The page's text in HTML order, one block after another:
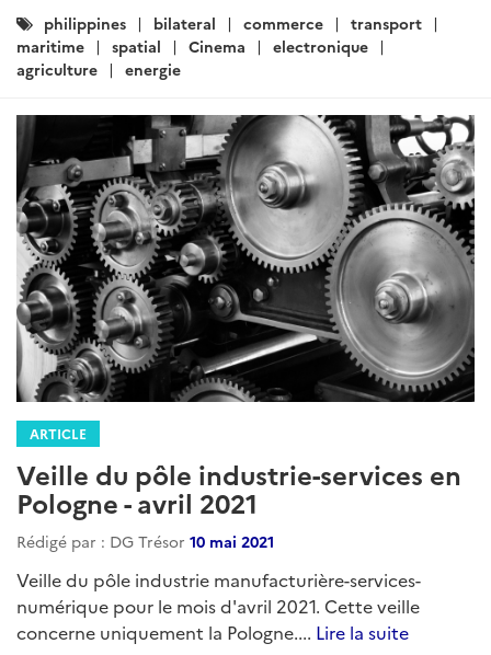
Catégories
:
philippines bilateral commerce
transport
maritime
spatial Cinema
electronique
agriculture
energie
ARTICLE
Veille du pôle industrie-services en
Pologne - avril 2021
Rédigé par : DG Trésor 10 mai 2021
Veille du pôle industrie manufacturière-services-
numérique pour le mois d'avril 2021. Cette veille
concerne uniquement la Pologne.... Lire la suite